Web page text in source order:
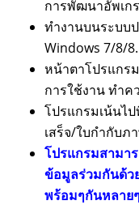
การพัฒนาอัพเก
ทำงานบนระบบ
Windows 7/8/
หน้าตาโปรแกร
การใช้งาน ทำค
โปรแกรมเน้นไ
เสร็จ/ใบกำกับภ
โปรแกรมสามา
ข้อมูลร่วมกันด้ว
พร้อมๆกันหลาย